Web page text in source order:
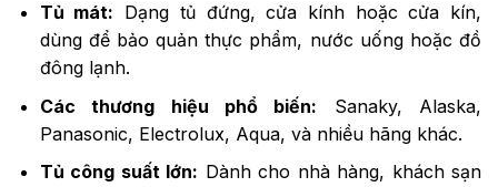
Tủ mát: Dạng tủ đứng, cửa kính hoặc cửa kín,
dùng để bảo quản thực phẩm, nước uống hoặc đồ
đông lạnh.
Các thương hiệu phổ biến: Sanaky, Alaska,
Panasonic, Electrolux, Aqua, và nhiều hãng khác.
Tủ công suất lớn: Dành cho nhà hàng, khách sạn